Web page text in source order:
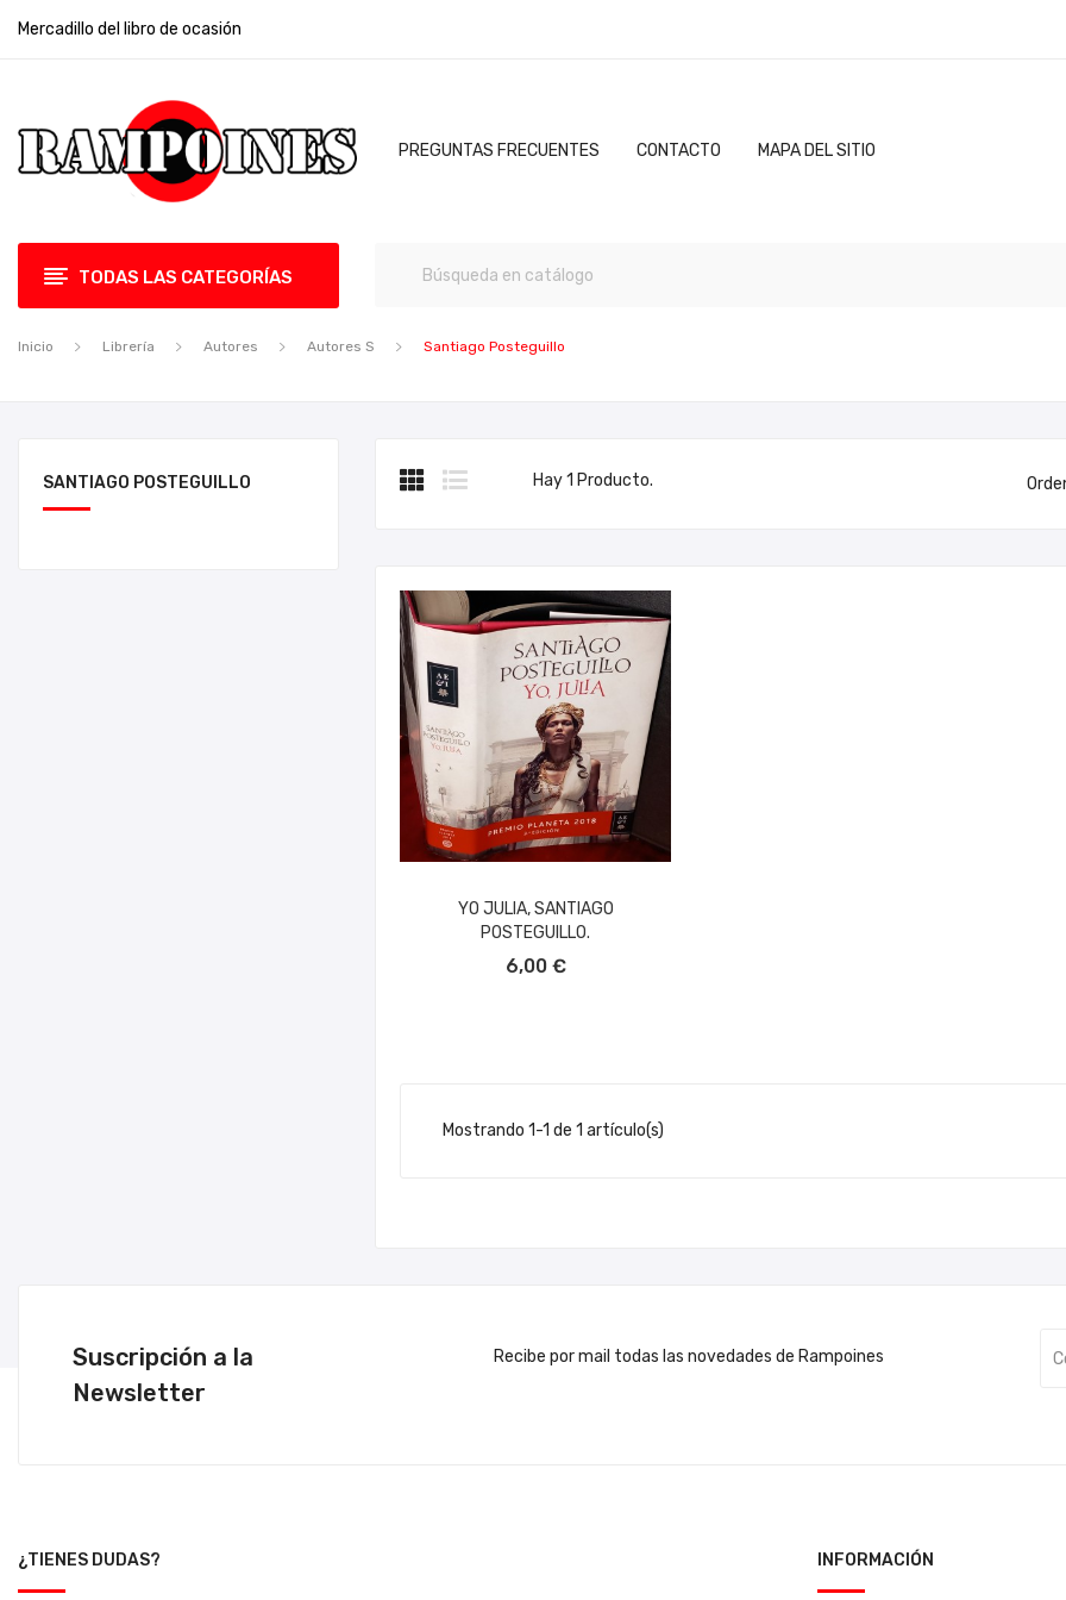
Mercadillo del libro de ocasión
PREGUNTAS FRECUENTES CONTACTO MAPA DEL SITIO
TODAS LAS CATEGORÍAS
Inicio Librería Autores Autores S Santiago Posteguillo
SANTIAGO POSTEGUILLO Hay 1 Producto.
YO JULIA, SANTIAGO
POSTEGUILLO.
6,00 €
Mostrando 1-1 de 1 artículo(s)
Suscripción a la
Newsletter
Recibe por mail todas las novedades de Rampoines
¿TIENES DUDAS? INFORMACIÓN